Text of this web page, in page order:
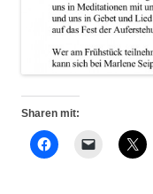
Sharen mit: